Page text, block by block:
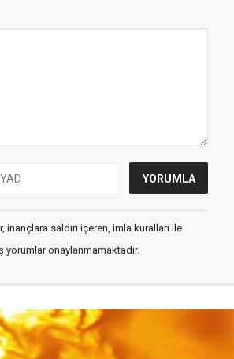
saldırı içeren, imla kuralları ile
yorumlar onaylanmamaktadır.